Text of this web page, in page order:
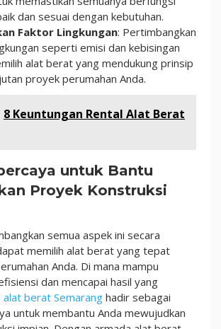
dan sesuai dengan kebutuhan.
Faktor Lingkungan: Pertimbangkan
seperti emisi dan kebisingan
alat berat yang mendukung prinsip
proyek perumahan Anda.
8 Keuntungan Rental Alat Berat
untuk Bantu
Proyek Konstruksi
semua aspek ini secara
memilih alat berat yang tepat
Anda. Di mana mampu
dan mencapai hasil yang
alat berat Semarang hadir sebagai
untuk membantu Anda mewujudkan